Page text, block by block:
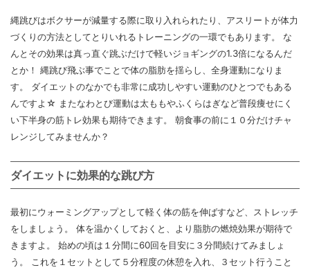
縄跳びはボクサーが減量する際に取り入れられたり、アスリートが体力
づくりの方法としてとりいれるトレーニングの一環でもあります。 な
んとその効果は真っ直ぐ跳ぶだけで軽いジョギングの1.3倍になるんだ
とか！ 縄跳び飛ぶ事でことで体の脂肪を揺らし、全身運動になりま
す。 ダイエットのなかでも非常に成功しやすい運動のひとつでもある
んですよ☆ またなわとび運動は太ももやふくらはぎなど普段痩せにく
い下半身の筋トレ効果も期待できます。 朝食事の前に１０分だけチャ
レンジしてみませんか？
ダイエットに効果的な跳び方
最初にウォーミングアップとして軽く体の筋を伸ばすなど、ストレッチ
をしましょう。 体を温かくしておくと、より脂肪の燃焼効果が期待で
きますよ。 始めの頃は１分間に60回を目安に３分間続けてみましょ
う。 これを１セットとして５分程度の休憩を入れ、３セット行うこと